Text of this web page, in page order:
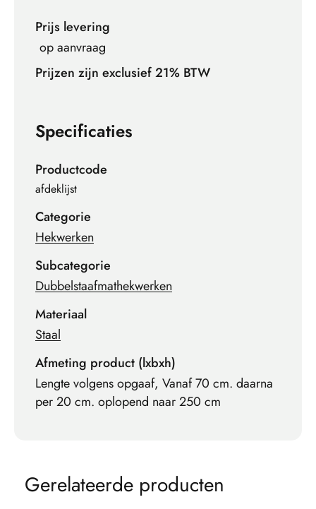
Prijs levering
op aanvraag
Prijzen zijn exclusief 21% BTW
Specificaties
Productcode
afdeklijst
Categorie
Hekwerken
Subcategorie
Dubbelstaafmathekwerken
Materiaal
Staal
Afmeting product (lxbxh)
Lengte volgens opgaaf, Vanaf 70 cm. daarna
per 20 cm. oplopend naar 250 cm
Gerelateerde producten